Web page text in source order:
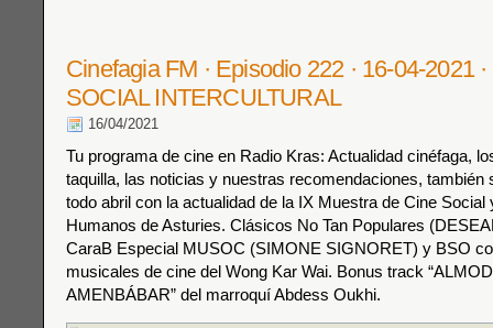
Cinefagia FM · Episodio 222 · 16-04-2021
SOCIAL INTERCULTURAL
16/04/2021
Tu programa de cine en Radio Kras: Actualidad cinéfaga,
taquilla, las noticias y nuestras recomendaciones, también
todo abril con la actualidad de la IX Muestra de Cine Social
Humanos de Asturies. Clásicos No Tan Populares
CaraB Especial MUSOC (SIMONE SIGNORET) y BSO
musicales de cine del Wong Kar Wai. Bonus track
AMENBÁBAR” del marroquí Abdess Oukhi.